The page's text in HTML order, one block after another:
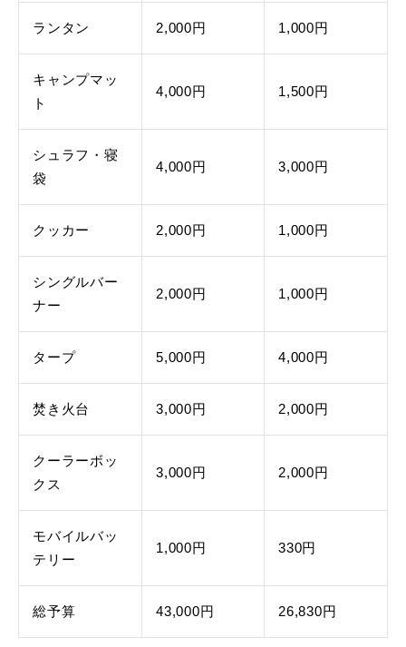
ランタン 2,000円 1,000円
キャンプマッ
ト
4,000円 1,500円
シュラフ・寝
袋
4,000円 3,000円
クッカー 2,000円 1,000円
シングルバー
ナー
2,000円 1,000円
タープ 5,000円 4,000円
焚き火台 3,000円 2,000円
クーラーボッ
クス
3,000円 2,000円
モバイルバッ
テリー
1,000円 330円
総予算 43,000円 26,830円